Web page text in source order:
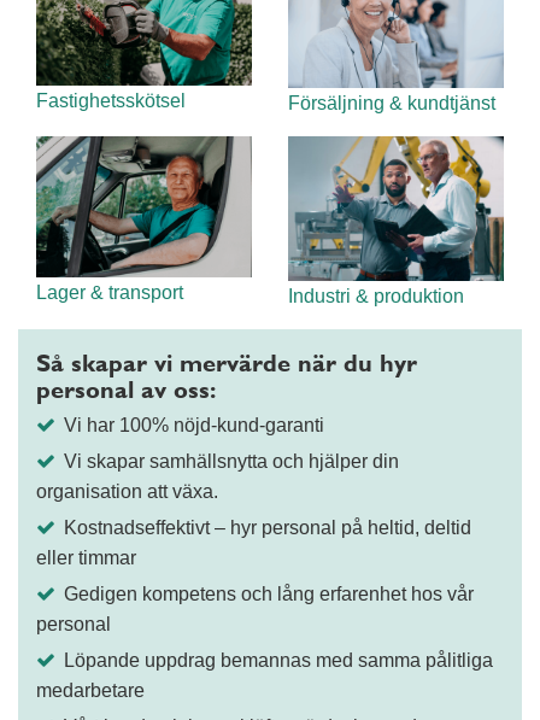
Fastighetsskötsel Försäljning & kundtjänst
Lager & transport Industri & produktion
Så skapar vi mervärde när du hyr
personal av oss:
Vi har 100% nöjd-kund-garanti
Vi skapar samhällsnytta och hjälper din
organisation att växa.
Kostnadseffektivt – hyr personal på heltid, deltid
eller timmar
Gedigen kompetens och lång erfarenhet hos vår
personal
Löpande uppdrag bemannas med samma pålitliga
medarbetare